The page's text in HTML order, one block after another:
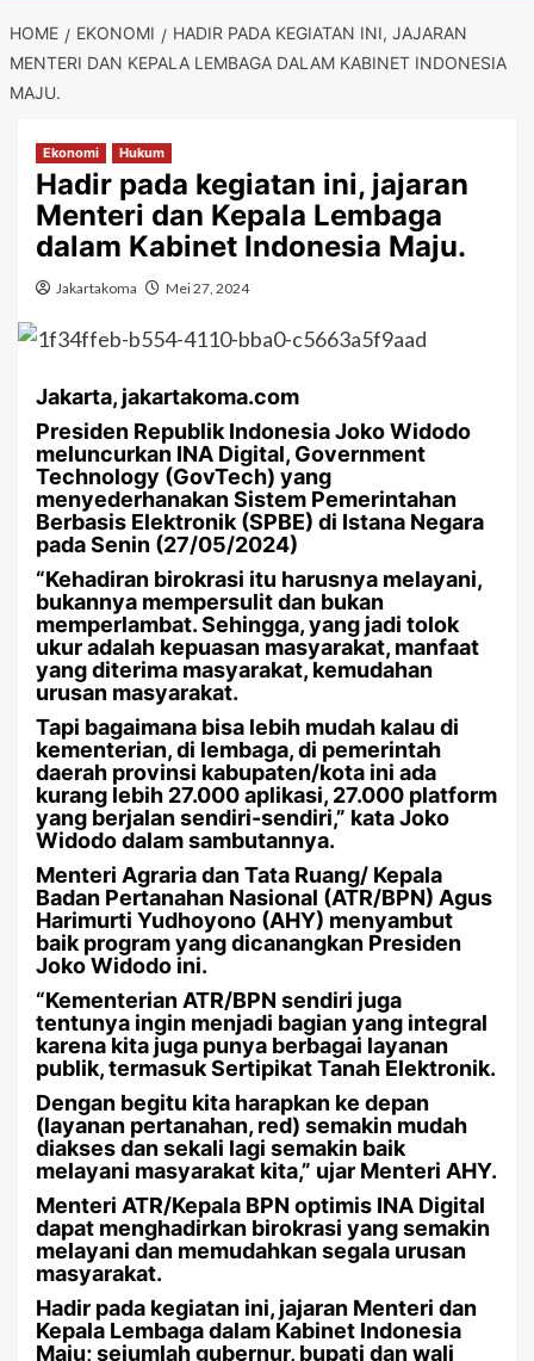
HOME EKONOMI
HADIR PADA KEGIATAN INI, JAJARAN
MENTERI DAN KEPALA LEMBAGA DALAM KABINET INDONESIA
MAJU.
Ekonomi Hukum
Hadir pada kegiatan ini, jajaran
Menteri dan Kepala Lembaga
dalam Kabinet Indonesia Maju.
Jakartakoma Mei 27, 2024
Jakarta, jakartakoma.com
Presiden Republik Indonesia Joko Widodo
meluncurkan INA Digital, Government
Technology (GovTech) yang
menyederhanakan Sistem Pemerintahan
Berbasis Elektronik (SPBE) di Istana Negara
pada Senin (27/05/2024)
“Kehadiran birokrasi itu harusnya melayani,
bukannya mempersulit dan bukan
memperlambat. Sehingga, yang jadi tolok
ukur adalah kepuasan masyarakat, manfaat
yang diterima masyarakat, kemudahan
urusan masyarakat.
Tapi bagaimana bisa lebih mudah kalau di
kementerian, di lembaga, di pemerintah
daerah provinsi kabupaten/kota ini ada
kurang lebih 27.000 aplikasi, 27.000 platform
yang berjalan sendiri-sendiri,” kata Joko
Widodo dalam sambutannya.
Menteri Agraria dan Tata Ruang/ Kepala
Badan Pertanahan Nasional (ATR/BPN) Agus
Harimurti Yudhoyono (AHY) menyambut
baik program yang dicanangkan Presiden
Joko Widodo ini.
“Kementerian ATR/BPN sendiri juga
tentunya ingin menjadi bagian yang integral
karena kita juga punya berbagai layanan
publik, termasuk Sertipikat Tanah Elektronik.
Dengan begitu kita harapkan ke depan
(layanan pertanahan, red) semakin mudah
diakses dan sekali lagi semakin baik
melayani masyarakat kita,” ujar Menteri AHY.
Menteri ATR/Kepala BPN optimis INA Digital
dapat menghadirkan birokrasi yang semakin
melayani dan memudahkan segala urusan
masyarakat.
Hadir pada kegiatan ini, jajaran Menteri dan
Kepala Lembaga dalam Kabinet Indonesia
Maju; sejumlah gubernur, bupati dan wali